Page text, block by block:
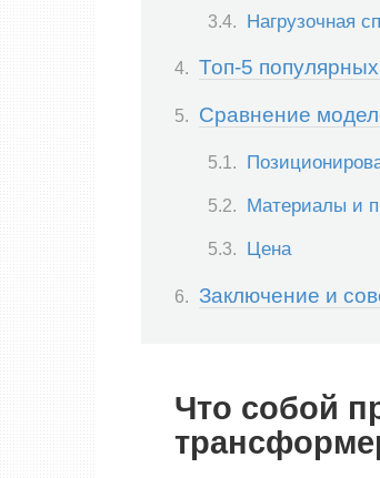
Нагрузочная
Топ-5
Сравнение
Материалы и
Цена
Заключение и
Что собой